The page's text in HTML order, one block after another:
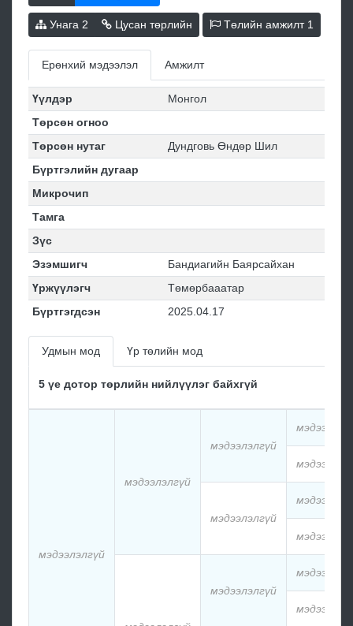
Унага 2 Цусан төрлийн Төлийн амжилт 1
Ерөнхий мэдээлэл Амжилт
Үүлдэр
Монгол
Төрсөн огноо
Төрсөн нутаг
Дундговь Өндөр Шил
Бүртгэлийн дугаар
Микрочип
Тамга
Зүс
Эзэмшигч
Бандиагийн Баярсайхан
Үржүүлэгч
Төмөрбааатар
Бүртгэгдсэн
2025.04.17
Удмын мод Үр төлийн мод
5 үе дотор төрлийн нийлүүлэг байхгүй
мэдээлэлгүй
мэдээлэлгүй
мэдээлэлгүй
мэдээлэлгүй
мэдээлэлгүй